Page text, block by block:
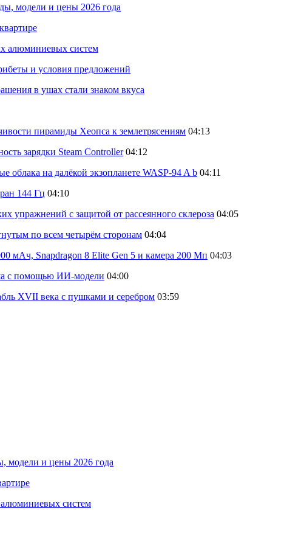
модели и цены 2026 года
алюминиевых систем
и условия предложений
в ушах стали знаком вкуса
пирамиды Хеопса к землетрясениям 04:13
зарядки Steam Controller 04:12
на далёкой экзопланете WASP-94 A b 04:11
144 Гц 04:10
упражнений с защитой от рассеянного склероза 04:05
по всем четырём сторонам 04:04
мАч, Snapdragon 8 Elite Gen 5 и камера 200 Мп 04:03
с помощью ИИ-модели 04:00
XVII века с пушками и серебром 03:59
модели и цены 2026 года
систем